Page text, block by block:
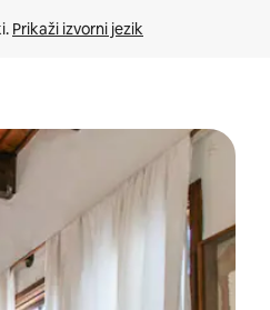
Prikaži izvorni jezik